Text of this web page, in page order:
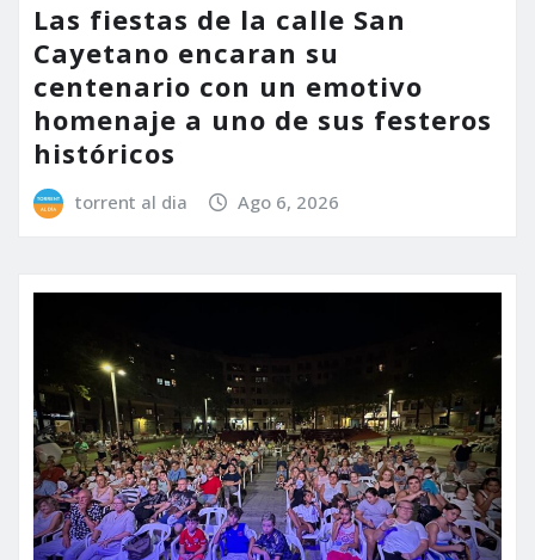
Las fiestas de la calle San
Cayetano encaran su
centenario con un emotivo
homenaje a uno de sus festeros
históricos
torrent al dia Ago 6, 2026